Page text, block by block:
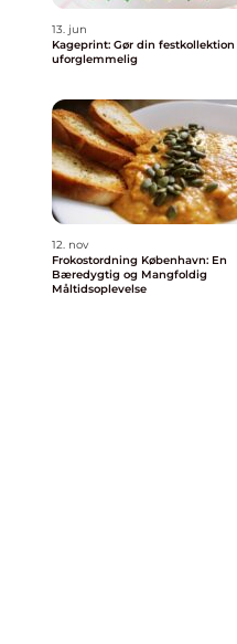
13. jun
Kageprint: Gør din festkollektion
uforglemmelig
12. nov
Frokostordning København: En
Bæredygtig og Mangfoldig
Måltidsoplevelse